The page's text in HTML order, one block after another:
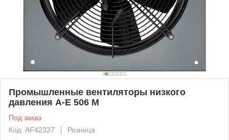
Промышленные вентиляторы низкого
давления A-E 506 M
Под заказ
Код: AF42337
Розница